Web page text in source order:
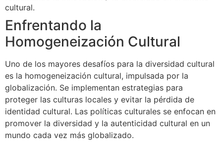
cultural.
Enfrentando la
Homogeneización Cultural
Uno de los mayores desafíos para la diversidad cultural
es la homogeneización cultural, impulsada por la
globalización. Se implementan estrategias para
proteger las culturas locales y evitar la pérdida de
identidad cultural. Las políticas culturales se enfocan en
promover la diversidad y la autenticidad cultural en un
mundo cada vez más globalizado.